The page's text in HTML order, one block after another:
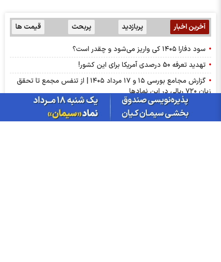
آخرین اخبار پربازدید پربحث قیمت ها
سود دفارا ۱۴۰۵ کی واریز می‌شود و چقدر است؟
تهدید تعرفه 50 درصدی آمریکا برای این کشور!
گزارش مجامع بورسی ۱۵ و ۱۷ مرداد ۱۴۰۵ | از تنفس مجمع تا تحقق
زیان ۷۲۰ ریالی در این نماد‌ها
پذیره‌نویسی صندوق نقره «سیان»؛ هر آنچه باید درباره صندوق نقره
سیان بدانید